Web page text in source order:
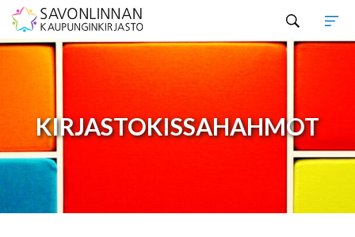
KIRJASTOKISSAHAHMOT